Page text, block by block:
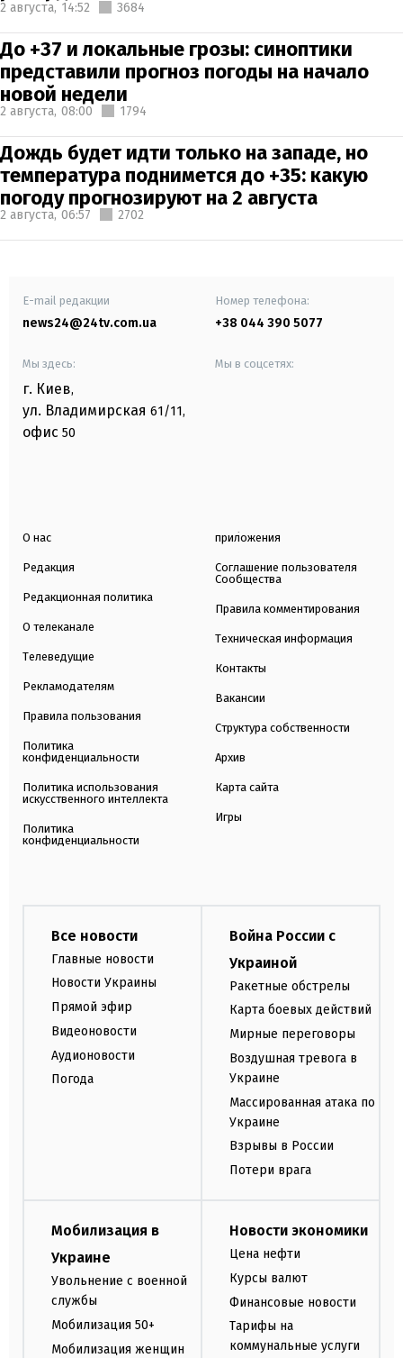
2 августа, 14:52 3684
До +37 и локальные грозы: синоптики
представили прогноз погоды на начало
новой недели
2 августа, 08:00 1794
Дождь будет идти только на западе, но
температура поднимется до +35: какую
погоду прогнозируют на 2 августа
2 августа, 06:57 2702
E-mail редакции
news24@24tv.com.ua
Номер телефона:
+38 044 390 5077
Мы здесь:
г. Киев,
ул. Владимирская 61/11,
офис 50
Мы в соцсетях:
О нас
Редакция
Редакционная политика
О телеканале
Телеведущие
Рекламодателям
Правила пользования
Политика
конфиденциальности
Политика использования
искусственного интеллекта
Политика
конфиденциальности
приложения
Соглашение пользователя
Сообщества
Правила комментирования
Техническая информация
Контакты
Вакансии
Структура собственности
Архив
Карта сайта
Игры
Все новости
Главные новости
Новости Украины
Прямой эфир
Видеоновости
Аудионовости
Погода
Война России с
Украиной
Ракетные обстрелы
Карта боевых действий
Мирные переговоры
Воздушная тревога в
Украине
Массированная атака по
Украине
Взрывы в России
Потери врага
Мобилизация в
Украине
Увольнение с военной
службы
Мобилизация 50+
Мобилизация женщин
Новости экономики
Цена нефти
Курсы валют
Финансовые новости
Тарифы на
коммунальные услуги